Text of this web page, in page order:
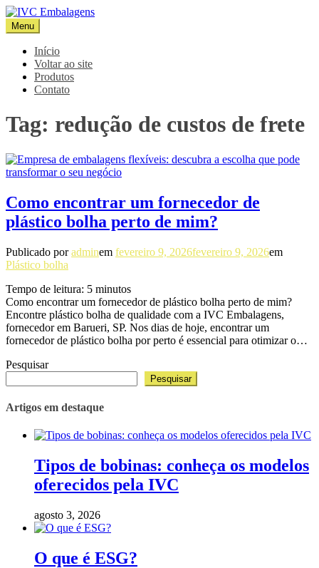
Pular
para
o
conteúdo
IVC Embalagens
Blog IVC
Menu
Início
Voltar ao site
Produtos
Contato
Tag: redução de custos de frete
Como encontrar um fornecedor de
plástico bolha perto de mim?
Publicado poradminem fevereiro 9, 2026fevereiro 9, 2026em
Plástico bolha
Tempo de leitura: 5 minutos
Como encontrar um fornecedor de plástico bolha perto de mim?
Encontre plástico bolha de qualidade com a IVC Embalagens,
fornecedor em Barueri, SP. Nos dias de hoje, encontrar um
fornecedor de plástico bolha por perto é essencial para otimizar o…
Pesquisar
Pesquisar
Artigos em destaque
Tipos de bobinas: conheça os modelos
oferecidos pela IVC
agosto 3, 2026
O que é ESG?